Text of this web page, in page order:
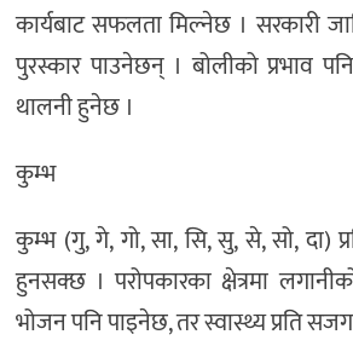
कार्यबाट सफलता मिल्नेछ । सरकारी
पुरस्कार पाउनेछन् । बोलीको प्रभाव
थालनी हुनेछ ।
कुम्भ
कुम्भ (गु, गे, गो, सा, सि, सु, से, सो, दा)
हुनसक्छ । परोपकारका क्षेत्रमा
भोजन पनि पाइनेछ, तर स्वास्थ्य प्रति